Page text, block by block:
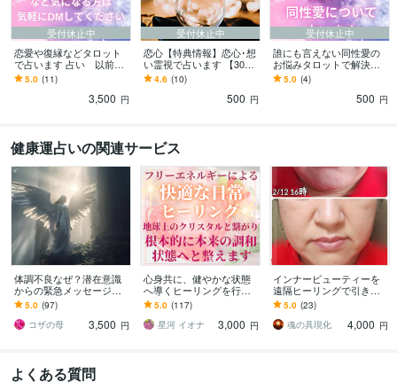
受付休止中
恋愛や復縁などタロット
で占います 占い 以前購
入された方のための商品
5.0 (11)
3,500 円
受付休止中
恋心【特典情報】恋心･想
い霊視で占います 【30歳
以上専門】大切なあの人
の恋心知りたいですよ
4.6 (10)
500 円
受付休止中
誰にも言えない同性愛の
お悩みタロットで解決し
ます 本気で同性愛の悩み
を解決したい人のみ占い
5.0 (4)
500 円
健康運占いの関連サービス
体調不良なぜ？潜在意識
からの緊急メッセージ視
てます 心と身体は繋がっ
ています声を聞くお手伝
いしてます
5.0 (97)
コザの母
3,500 円
心身共に、健やかな状態
へ導くヒーリングを行い
ます ストレス解放/本来の
調子を取り戻すフリーエ
ネルギーヒーリング
5.0 (117)
星河 イオナ
3,000 円
インナービューティーを
遠隔ヒーリングで引き出
します 内面を磨くこと
で、心が変わり外面が変
わる、本物の美しさを！
5.0 (23)
魂の具現化
4,000 円
よくある質問